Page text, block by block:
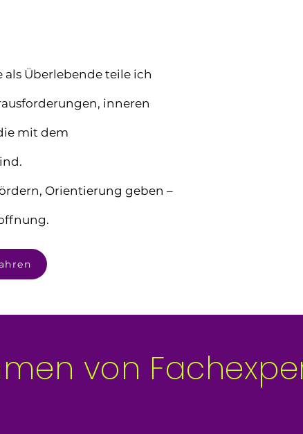
als Überlebende teile ich
inneren
mit dem
Orientierung geben –
von